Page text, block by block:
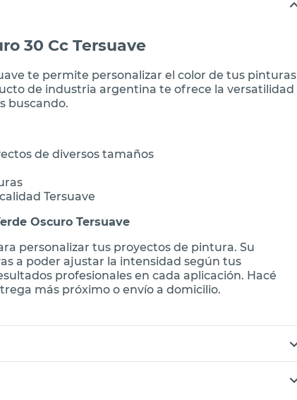
30 Cc Tersuave
te permite personalizar el color de tus pinturas
de industria argentina te ofrece la versatilidad
buscando.
de diversos tamaños
Tersuave
Oscuro Tersuave
personalizar tus proyectos de pintura. Su
a poder ajustar la intensidad según tus
profesionales en cada aplicación. Hacé
más próximo o envío a domicilio.